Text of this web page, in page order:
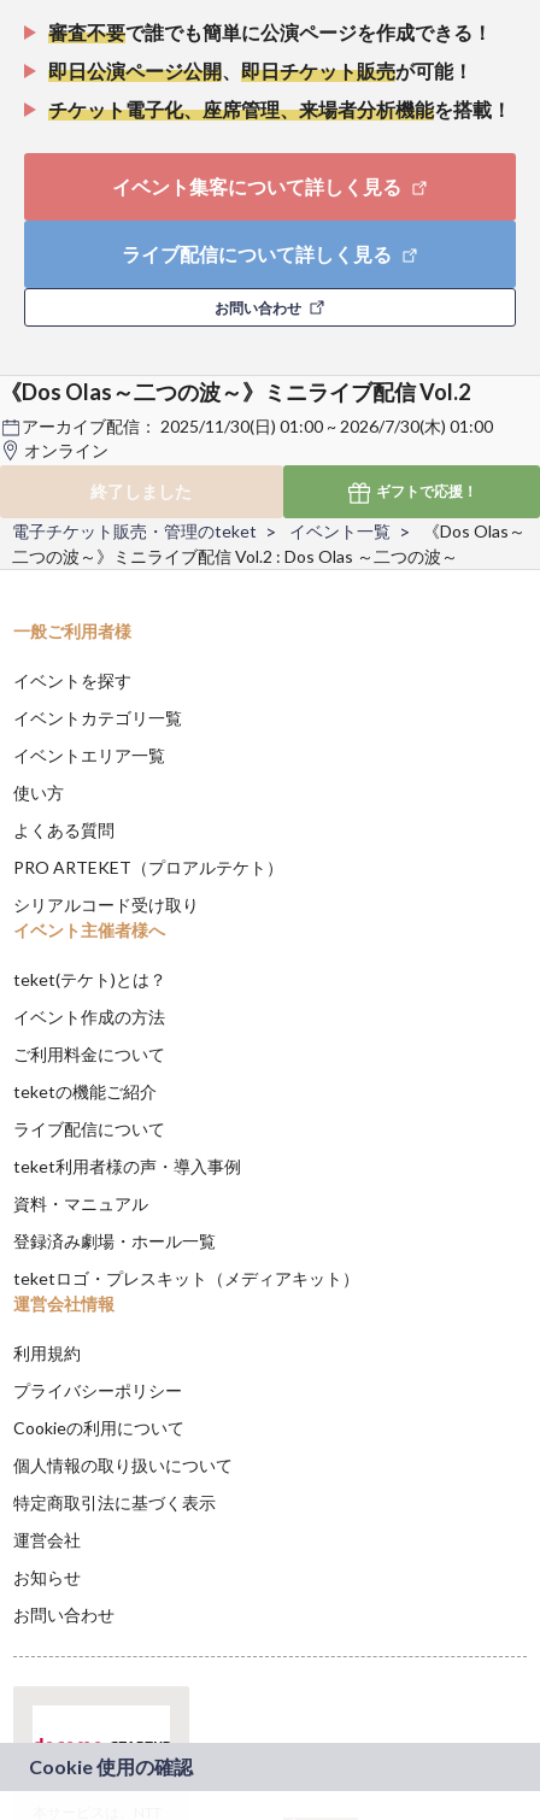
審査不要で誰でも簡単に公演ページを作成できる！
即日公演ページ公開
即日チケット販売が可能！
チケット電子化、座席管理、来場者分析機能を搭載！
イベント集客について詳しく見る
ライブ配信について詳しく見る
お問い合わせ
《Dos Olas～二つの波～》ミニライブ配信 Vol.2
アーカイブ配信： 2025/11/30(日) 01:00 ~ 2026/7/30(木) 01:00
オンライン
終了しました
ギフトで応援！
電子チケット販売・管理のteket イベント一覧
《Dos Olas～
二つの波～》ミニライブ配信 Vol.2 : Dos Olas ～二つの波～
一般ご利用者様
イベントを探す
イベントカテゴリ一覧
イベントエリア一覧
使い方
よくある質問
PRO ARTEKET（プロアルテケト）
シリアルコード受け取り
イベント主催者様へ
teket(テケト)とは？
イベント作成の方法
ご利用料金について
teketの機能ご紹介
ライブ配信について
teket利用者様の声・導入事例
資料・マニュアル
登録済み劇場・ホール一覧
teketロゴ・プレスキット（メディアキット）
運営会社情報
利用規約
プライバシーポリシー
Cookieの利用について
個人情報の取り扱いについて
特定商取引法に基づく表示
運営会社
お知らせ
お問い合わせ